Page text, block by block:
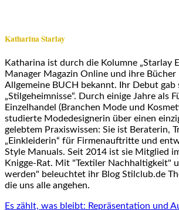
Katharina Starlay
Katharina ist durch die Kolumne „Starlay
Manager Magazin Online und ihre
Allgemeine BUCH bekannt. Ihr Debut gab
„Stilgeheimnisse“. Durch einige Jahre als
Einzelhandel (Branchen Mode und
studierte Modedesignerin über einen
gelebtem Praxiswissen: Sie ist Beraterin,
„Einkleiderin“ für Firmenauftritte und
Style Manuals. Seit 2014 ist sie Mitglied
Knigge-Rat. Mit "Textiler Nachhaltigkeit"
werden" beleuchtet ihr Blog Stilclub.de
die uns alle angehen.
Es zählt, was bleibt: Repräsentation und